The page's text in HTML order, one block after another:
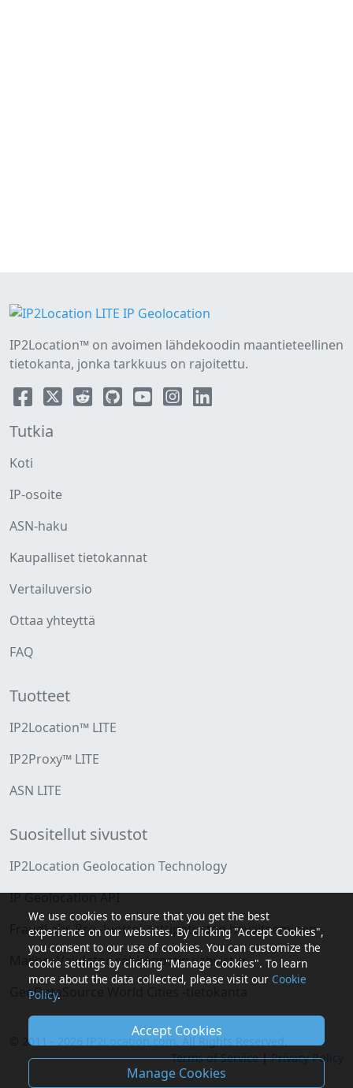
IP2Location™ on avoimen lähdekoodin maantieteellinen
tietokanta, jonka tarkkuus on rajoitettu.
Tutkia
Koti
IP-osoite
ASN-haku
Kaupalliset tietokannat
Vertailuversio
Ottaa yhteyttä
FAQ
Tuotteet
IP2Location™ LITE
IP2Proxy™ LITE
ASN LITE
Suositellut sivustot
IP2Location Geolocation Technology
IP Geolocation API
FraudLabs Pro -luottokorttipetosten havaitseminen
MailboxValidator-sähköpostin vahvistus
GeoDataSource World Cities -tietokanta
© 2011 - 2026 IP2Location.com
Terms of Service|Privacy Policy
We use cookies to ensure that you get the best
experience on our websites. By clicking "Accept Cookies",
you consent to our use of cookies. You can customize the
cookie settings by clicking "Manage Cookies". To learn
more about the data collected, please visit our Cookie
Policy.
Accept Cookies
Manage Cookies